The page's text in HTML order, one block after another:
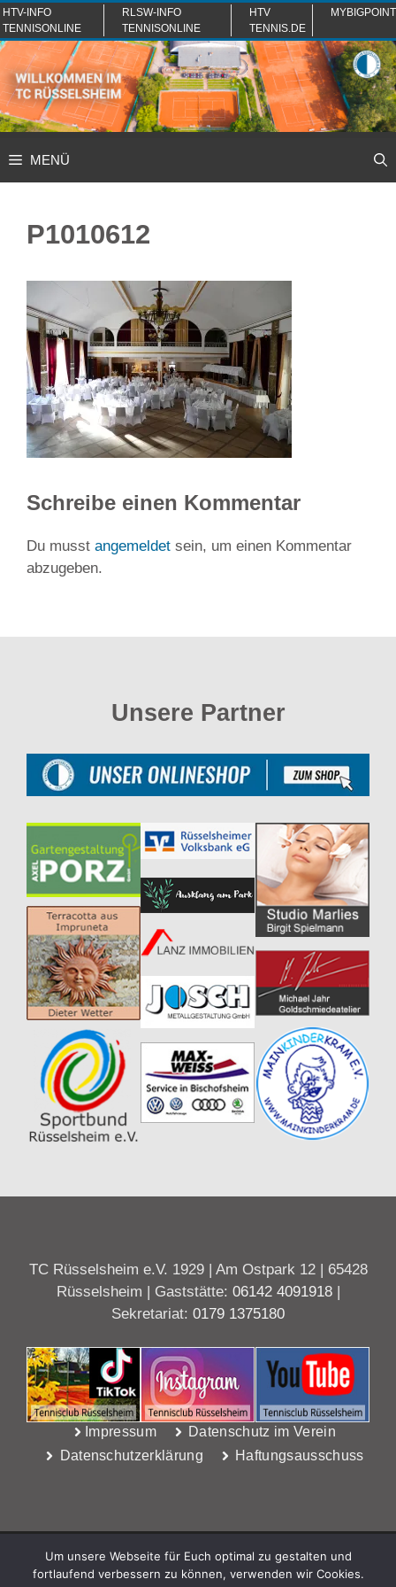
Zum
Inhalt
springen
HTV-INFO
TENNISONLINE
RLSW-INFO
TENNISONLINE
HTV
TENNIS.DE
MYBIGPOINT
MENÜ
P1010612
Schreibe einen Kommentar
Du musst angemeldet sein, um einen Kommentar
abzugeben.
Unsere Partner
TC Rüsselsheim e.V. 1929 | Am Ostpark 12 | 65428
Rüsselsheim | Gaststätte: 06142 4091918|
Sekretariat: 0179 1375180
Impressum
Datenschutz im Verein
Datenschutzerklärung
Haftungsausschuss
Um unsere Webseite für Euch optimal zu gestalten und
fortlaufend verbessern zu können, verwenden wir Cookies.